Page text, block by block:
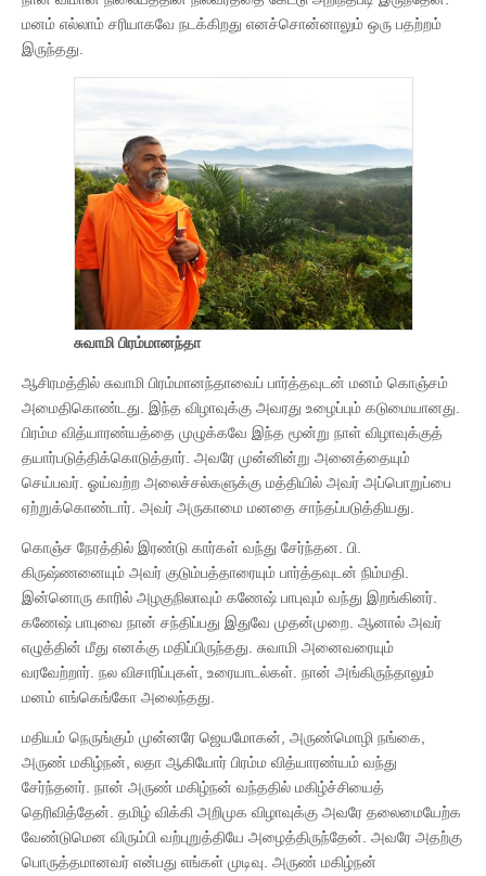
மனம் எல்லாம் சரியாகவே நடக்கிறது எனச்சொன்னாலும் ஒரு பதற்றம்
இருந்தது.
சுவாமி பிரம்மானந்தா
ஆசிரமத்தில் சுவாமி பிரம்மானந்தாவைப் பார்த்தவுடன் மனம் கொஞ்சம்
அமைதிகொண்டது. இந்த விழாவுக்கு அவரது உழைப்பும் கடுமையானது.
பிரம்ம வித்யாரண்யத்தை முழுக்கவே இந்த மூன்று நாள் விழாவுக்குத்
தயார்படுத்திக்கொடுத்தார். அவரே முன்னின்று அனைத்தையும்
செய்பவர். ஓய்வற்ற அலைச்சல்களுக்கு மத்தியில் அவர் அப்பொறுப்பை
ஏற்றுக்கொண்டார். அவர் அருகாமை மனதை சாந்தப்படுத்தியது.
கொஞ்ச நேரத்தில் இரண்டு கார்கள் வந்து சேர்ந்தன. பி.
கிருஷ்ணனையும் அவர் குடும்பத்தாரையும் பார்த்தவுடன் நிம்மதி.
இன்னொரு காரில் அழகுநிலாவும் கணேஷ் பாபுவும் வந்து இறங்கினர்.
கணேஷ் பாபுவை நான் சந்திப்பது இதுவே முதன்முறை. ஆனால் அவர்
எழுத்தின் மீது எனக்கு மதிப்பிருந்தது. சுவாமி அனைவரையும்
வரவேற்றார். நல விசாரிப்புகள், உரையாடல்கள். நான் அங்கிருந்தாலும்
மனம் எங்கெங்கோ அலைந்தது.
மதியம் நெருங்கும் முன்னரே ஜெயமோகன், அருண்மொழி நங்கை,
அருண் மகிழ்நன், லதா ஆகியோர் பிரம்ம வித்யாரண்யம் வந்து
சேர்ந்தனர். நான் அருண் மகிழ்நன் வந்ததில் மகிழ்ச்சியைத்
தெரிவித்தேன். தமிழ் விக்கி அறிமுக விழாவுக்கு அவரே தலைமையேற்க
வேண்டுமென விரும்பி வற்புறுத்தியே அழைத்திருந்தேன். அவரே அதற்கு
பொருத்தமானவர் என்பது எங்கள் முடிவு. அருண் மகிழ்நன்